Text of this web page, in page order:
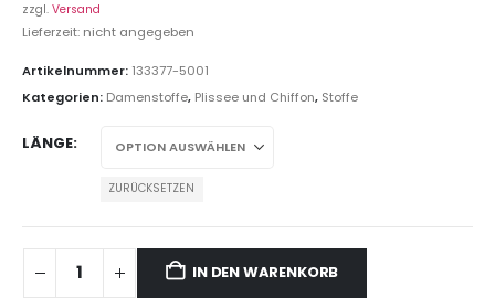
zzgl. Versand
Lieferzeit: nicht angegeben
Artikelnummer: 133377-5001
Kategorien: Damenstoffe, Plissee und Chiffon, Stoffe
LÄNGE
ZURÜCKSETZEN
IN DEN WARENKORB